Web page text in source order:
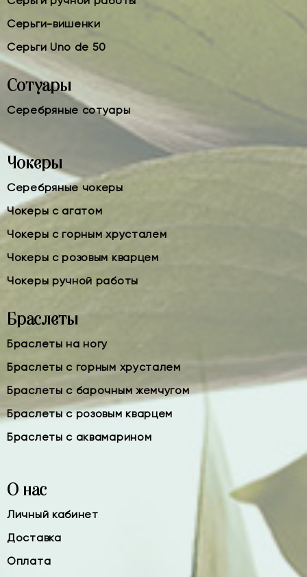
Серьги-вишенки
Серьги Uno de 50
Сотуары
Серебряные сотуары
Чокеры
Серебряные чокеры
Чокеры с агатом
Чокеры с горным хрусталем
Чокеры с розовым кварцем
Чокеры ручной работы
Браслеты
Браслеты на ногу
Браслеты с горным хрусталем
Браслеты с барочным жемчугом
Браслеты с розовым кварцем
Браслеты с аквамарином
О нас
Личный кабинет
Доставка
Оплата